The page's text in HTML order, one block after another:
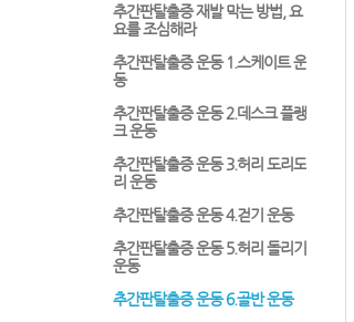
추간판탈출증 재발 막는 방법, 요
요를 조심해라
추간판탈출증 운동 1.스케이트 운
동
추간판탈출증 운동 2.데스크 플랭
크 운동
추간판탈출증 운동 3.허리 도리도
리 운동
추간판탈출증 운동 4.걷기 운동
추간판탈출증 운동 5.허리 돌리기
운동
추간판탈출증 운동 6.골반 운동